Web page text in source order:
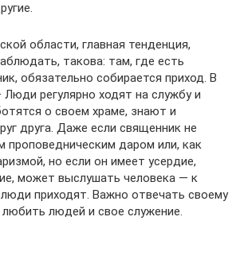
области, главная тенденция,
такова: там, где есть
обязательно собирается приход. В
регулярно ходят на службу и
о своем храме, знают и
друга. Даже если священник не
проповедническим даром или, как
но если он имеет усердие,
может выслушать человека — к
приходят. Важно отвечать своему
людей и свое служение.